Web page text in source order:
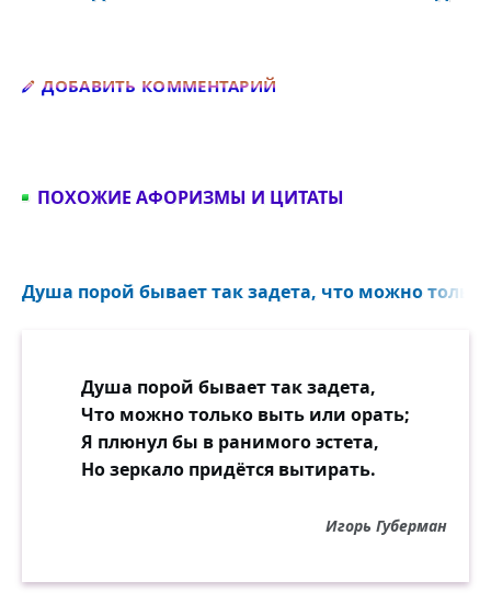
ДОБАВИТЬ КОММЕНТАРИЙ
ПОХОЖИЕ АФОРИЗМЫ И ЦИТАТЫ
Душа порой бывает так задета, что можно
Душа порой бывает так задета,
Что можно только выть или орать;
Я плюнул бы в ранимого эстета,
Но зеркало придётся вытирать.
Игорь Губерман